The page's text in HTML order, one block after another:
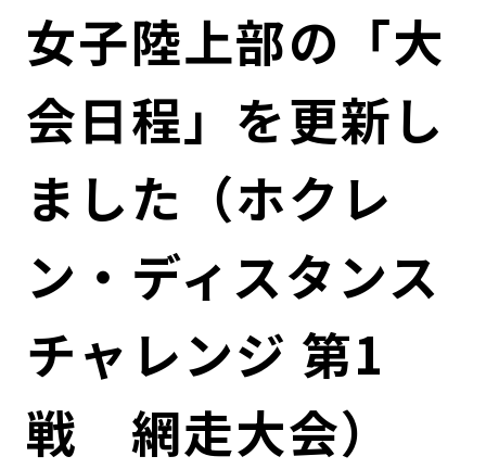
ガバナンス
コンダクト向上の取組み
ローカル共創イニシアティブ
株式情報
財務情報・IR資料
IRニュース
サステナビリティマネジメント
持続可能な金融のフレームワーク
環境
ESGデータ集
女子陸上部の「大
会日程」を更新し
ました（ホクレ
ン・ディスタンス
チャレンジ 第1
戦 網走大会）